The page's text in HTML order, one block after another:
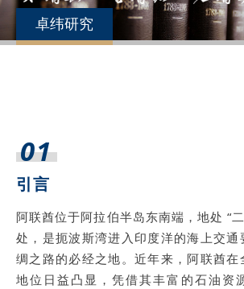
卓纬研究
01
引言
阿联酋位于阿拉伯半岛东南端，地处 “
处，是扼波斯湾进入印度洋的海上交通
绸之路的必经之地。近年来，阿联酋在
地位日益凸显，凭借其丰富的石油资